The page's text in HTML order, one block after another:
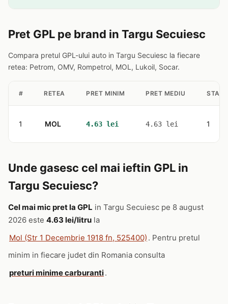
Pret GPL pe brand in Targu Secuiesc
Compara pretul GPL-ului auto in Targu Secuiesc la fiecare
retea: Petrom, OMV, Rompetrol, MOL, Lukoil, Socar.
# RETEA PRET MINIM PRET MEDIU
1 MOL 4.63 lei 4.63 lei 1
Unde gasesc cel mai ieftin GPL in
Targu Secuiesc?
Cel mai mic pret la GPL in Targu Secuiesc pe 8 august
2026 este 4.63 lei/litru la
Mol (Str 1 Decembrie 1918 fn, 525400) . Pentru pretul
minim in fiecare judet din Romania consulta
preturi minime carburanti.